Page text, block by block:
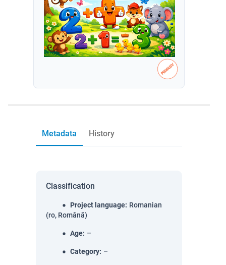
Metadata History
Classification
Project language: Romanian
(ro, Română)
Age: –
Category: –